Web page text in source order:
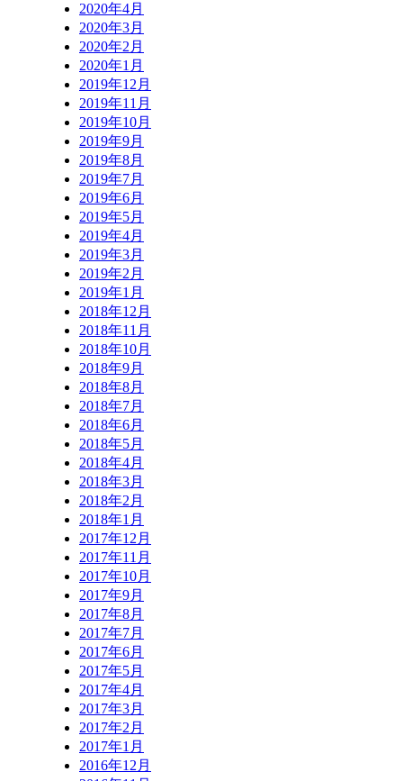
2020年4月
2020年3月
2020年2月
2020年1月
2019年12月
2019年11月
2019年10月
2019年9月
2019年8月
2019年7月
2019年6月
2019年5月
2019年4月
2019年3月
2019年2月
2019年1月
2018年12月
2018年11月
2018年10月
2018年9月
2018年8月
2018年7月
2018年6月
2018年5月
2018年4月
2018年3月
2018年2月
2018年1月
2017年12月
2017年11月
2017年10月
2017年9月
2017年8月
2017年7月
2017年6月
2017年5月
2017年4月
2017年3月
2017年2月
2017年1月
2016年12月